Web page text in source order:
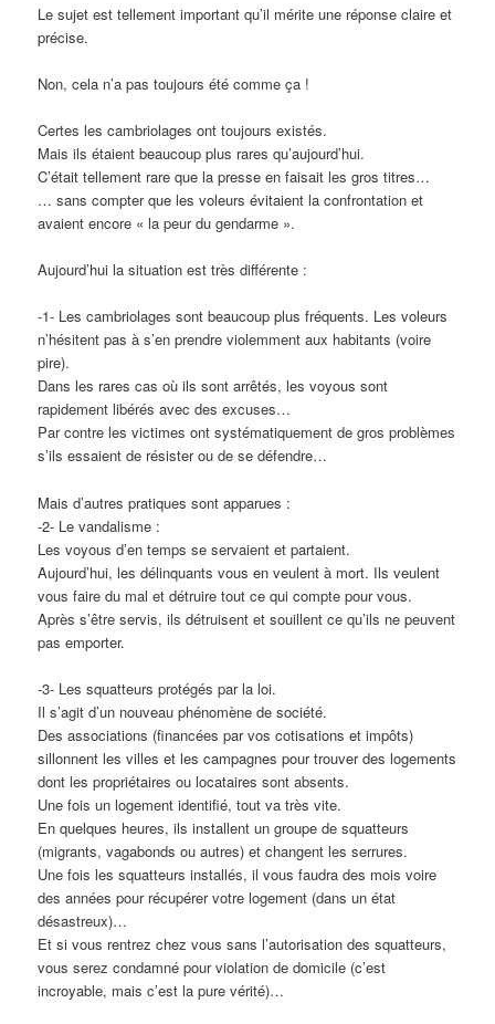
Le sujet est tellement important qu’il mérite une réponse claire et
précise.
Non, cela n’a pas toujours été comme ça !
Certes les cambriolages ont toujours existés.
Mais ils étaient beaucoup plus rares qu’aujourd’hui.
C’était tellement rare que la presse en faisait les gros titres…
… sans compter que les voleurs évitaient la confrontation et
avaient encore « la peur du gendarme ».
Aujourd’hui la situation est très différente :
-1- Les cambriolages sont beaucoup plus fréquents. Les voleurs
n’hésitent pas à s’en prendre violemment aux habitants (voire
pire).
Dans les rares cas où ils sont arrêtés, les voyous sont
rapidement libérés avec des excuses…
Par contre les victimes ont systématiquement de gros problèmes
s’ils essaient de résister ou de se défendre…
Mais d’autres pratiques sont apparues :
-2- Le vandalisme :
Les voyous d’en temps se servaient et partaient.
Aujourd’hui, les délinquants vous en veulent à mort. Ils veulent
vous faire du mal et détruire tout ce qui compte pour vous.
Après s’être servis, ils détruisent et souillent ce qu’ils ne peuvent
pas emporter.
-3- Les squatteurs protégés par la loi.
Il s’agit d’un nouveau phénomène de société.
Des associations (financées par vos cotisations et impôts)
sillonnent les villes et les campagnes pour trouver des logements
dont les propriétaires ou locataires sont absents.
Une fois un logement identifié, tout va très vite.
En quelques heures, ils installent un groupe de squatteurs
(migrants, vagabonds ou autres) et changent les serrures.
Une fois les squatteurs installés, il vous faudra des mois voire
des années pour récupérer votre logement (dans un état
désastreux)…
Et si vous rentrez chez vous sans l’autorisation des squatteurs,
vous serez condamné pour violation de domicile (c’est
incroyable, mais c’est la pure vérité)…